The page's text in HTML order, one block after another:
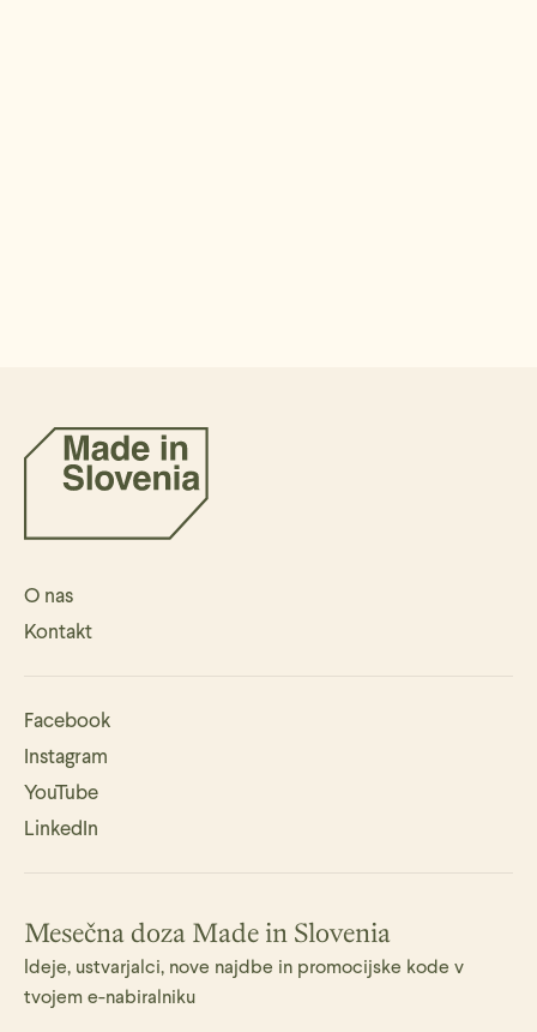
O nas
Kontakt
Facebook
Instagram
YouTube
LinkedIn
Mesečna doza Made in Slovenia
Ideje, ustvarjalci, nove najdbe in promocijske kode v
tvojem e-nabiralniku